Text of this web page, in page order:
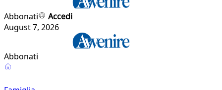
Abbonati
Accedi
August 7, 2026
Abbonati